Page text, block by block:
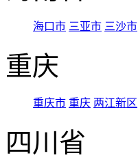
海口市 三亚市 三沙市
重庆
重庆市 重庆 两江新区
四川省